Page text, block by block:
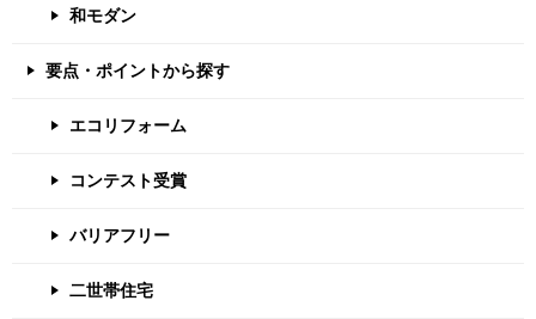
和モダン
要点・ポイントから探す
エコリフォーム
コンテスト受賞
バリアフリー
二世帯住宅